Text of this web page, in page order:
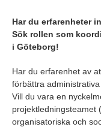
Har du erfarenheter
Sök rollen som
i Göteborg!
Har du erfarenhet av
förbättra
Vill du vara en
projektledningsteamet
organisatoriska och